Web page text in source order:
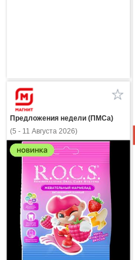
Предложения недели (ПМСа)
(5 - 11 Августа 2026)